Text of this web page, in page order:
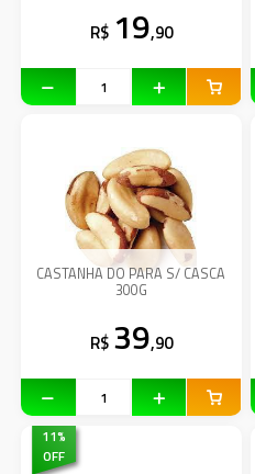
R$ 19,90
CASTANHA DO PARA S/ CASCA
300G
R$ 39,90
11%
OFF